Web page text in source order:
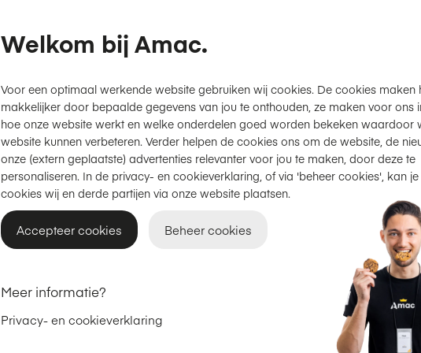
Gratis thuisbezorgd of
2 jaar garantieop Apple.
Achteraf betalen met
Check jouw inruilvoordeel
Welkom bij Amac.
Voor een optimaal werkende website gebruiken wij cookies. De cookies maken
makkelijker door bepaalde gegevens van jou te onthouden, ze maken voor ons
hoe onze website werkt en welke onderdelen goed worden bekeken waardoor
website kunnen verbeteren. Verder helpen de cookies ons om de website, de
onze (extern geplaatste) advertenties relevanter voor jou te maken, door deze te
personaliseren. In de privacy- en cookieverklaring, of via 'beheer cookies', kan
cookies wij en derde partijen via onze website plaatsen.
Accepteer cookies Beheer cookies
Meer informatie?
Privacy- en cookieverklaring